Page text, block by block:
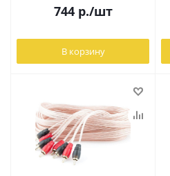
744р./шт
В корзину